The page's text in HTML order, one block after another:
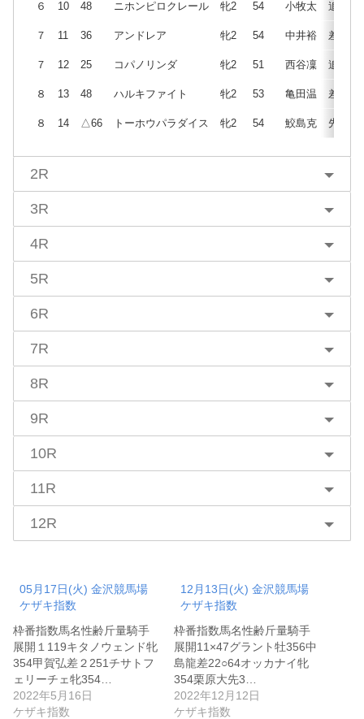
６ 10 48 ニホンピロクレール 牝2 54 小牧太 追
７ 11 36 アンドレア 牝2 54 中井裕 差
７ 12 25 コパノリンダ 牝2 51 西谷凜 追
８ 13 48 ハルキファイト 牝2 53 亀田温 差
８ 14 △66 トーホウパラダイス 牝2 54 鮫島克 先
2R
3R
4R
5R
6R
7R
8R
9R
10R
11R
12R
05月17日(火) 金沢競馬場
ケザキ指数
枠番指数馬名性齢斤量騎手
展開１119キタノウェンド牝
354甲賀弘差２251チサトフ
ェリーチェ牝354…
2022年5月16日
ケザキ指数
12月13日(火) 金沢競馬場
ケザキ指数
枠番指数馬名性齢斤量騎手
展開11×47グラント牡356中
島龍差22○64オッカナイ牝
354栗原大先3…
2022年12月12日
ケザキ指数